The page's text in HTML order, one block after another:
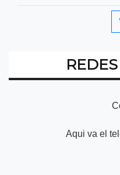
Aqui va el